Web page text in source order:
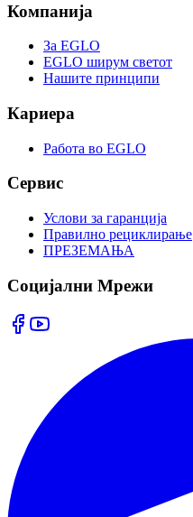
Компанија
За EGLO
EGLO ширум светот
Нашите принципи
Кариера
Работа во EGLO
Сервис
Услови за гаранција
Правилно рециклирање
ПРЕЗЕМАЊА
Социјални Мрежи